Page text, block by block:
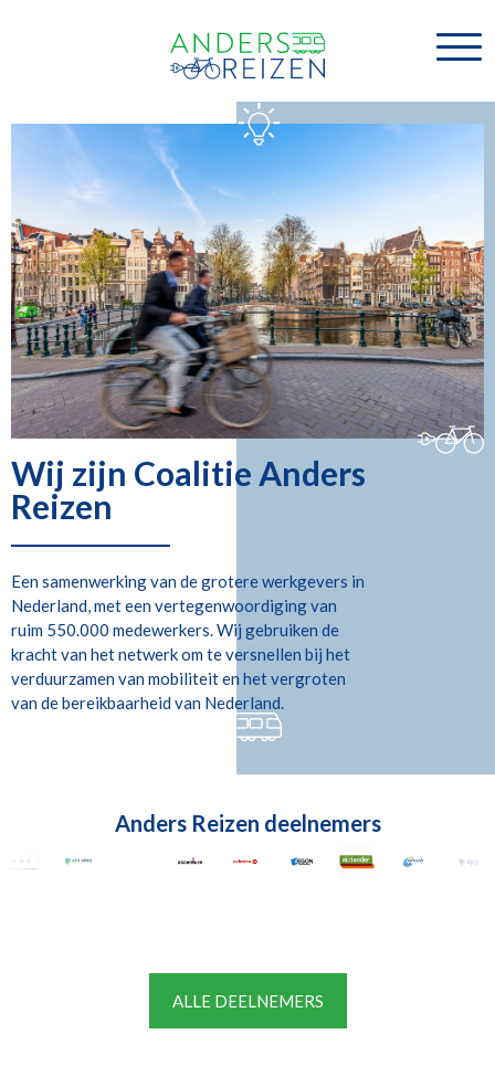
Wij zijn Coalitie Anders
Reizen
Een samenwerking van de grotere werkgevers in
Nederland, met een vertegenwoordiging van
ruim 550.000 medewerkers. Wij gebruiken de
kracht van het netwerk om te versnellen bij het
verduurzamen van mobiliteit en het vergroten
van de bereikbaarheid van Nederland.
Anders Reizen deelnemers
ALLE DEELNEMERS